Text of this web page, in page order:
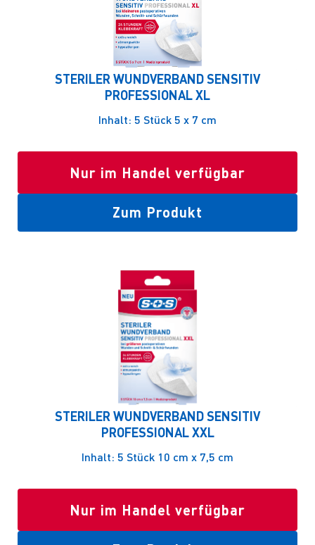
STERILER WUNDVERBAND SENSITIV
PROFESSIONAL XL
Inhalt: 5 Stück 5 x 7 cm
Nur im Handel verfügbar
Zum Produkt
STERILER WUNDVERBAND SENSITIV
PROFESSIONAL XXL
Inhalt: 5 Stück 10 cm x 7,5 cm
Nur im Handel verfügbar